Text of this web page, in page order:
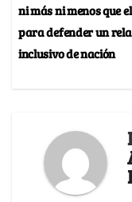
ni más ni menos que
para defender un
inclusivo de nación